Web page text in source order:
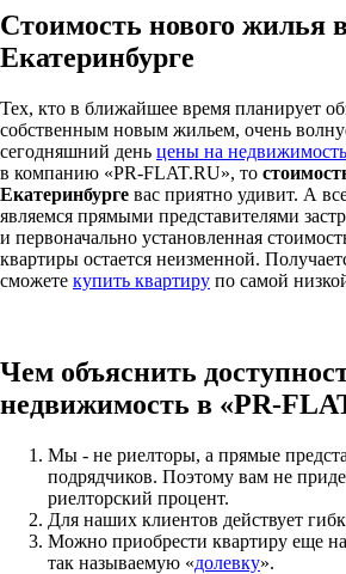
Стоимость нового жилья
Екатеринбурге
Тех, кто в ближайшее время планирует
собственным новым жильем, очень
сегодняшний день цены на недвижимость
в компанию «PR-FLAT.RU», то
Екатеринбурге вас приятно удивит. А
являемся прямыми представителями
и первоначально установленная
квартиры остается неизменной.
сможете купить квартиру по самой
Чем объяснить
недвижимость в «PR-
Мы - не риелторы, а прямые
подрядчиков. Поэтому вам не
риелторский процент.
Для наших клиентов действует
Можно приобрести квартиру еще на
так называемую «долевку».